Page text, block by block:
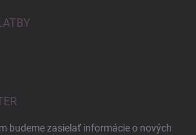
budeme zasielať informácie o nových